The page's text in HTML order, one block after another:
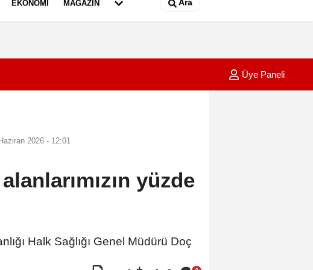
EKONOMI MAGAZIN Ara
20:14
Üye Paneli
2026 - 12:01
yüzde
Halk Sağlığı Genel Müdürü Doç